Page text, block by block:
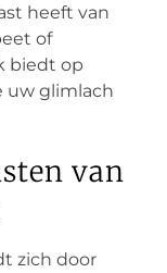
heeft van
of
biedt op
uw glimlach
van
zich door